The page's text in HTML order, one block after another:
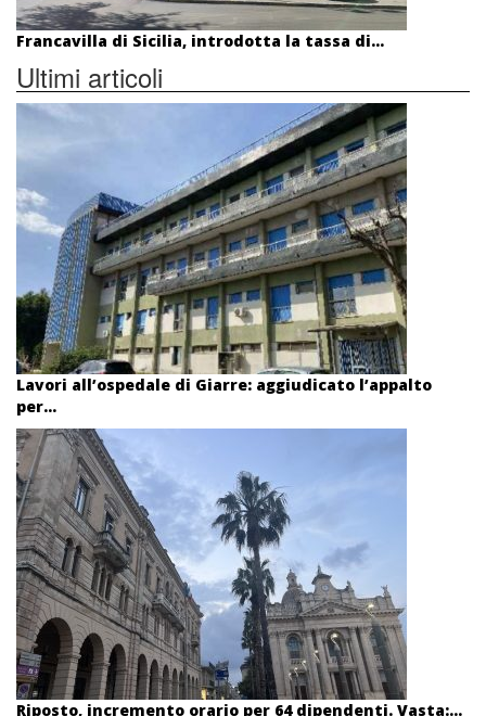
Francavilla di Sicilia, introdotta la tassa di...
Ultimi articoli
Lavori all’ospedale di Giarre: aggiudicato l’appalto
per...
Riposto, incremento orario per 64 dipendenti. Vasta:...